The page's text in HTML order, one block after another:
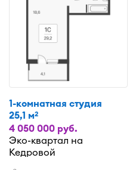
1-комнатная студия
25,1 м2
4 050 000 руб.
Эко-квартал на
Кедровой